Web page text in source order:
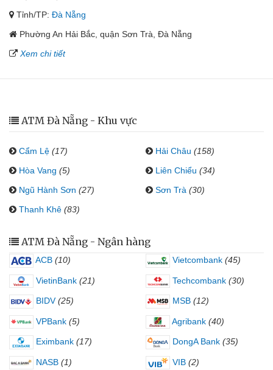
Tỉnh/TP: Đà Nẵng
Phường An Hải Bắc, quận Sơn Trà, Đà Nẵng
Xem chi tiết
ATM Đà Nẵng - Khu vực
Cẩm Lệ (17) Hải Châu (158)
Hòa Vang (5) Liên Chiểu (34)
Ngũ Hành Sơn (27) Sơn Trà (30)
Thanh Khê (83)
ATM Đà Nẵng - Ngân hàng
ACB (10) Vietcombank (45)
VietinBank (21) Techcombank (30)
BIDV (25) MSB (12)
VPBank (5) Agribank (40)
Eximbank (17) DongA Bank (35)
NASB (1) VIB (2)